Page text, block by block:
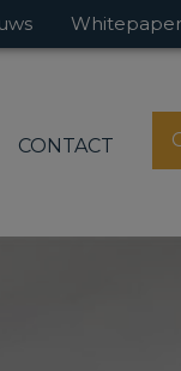
Whitepaper
CONTACT